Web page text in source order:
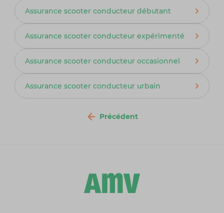
Assurance scooter conducteur débutant
Assurance scooter conducteur expérimenté
Assurance scooter conducteur occasionnel
Assurance scooter conducteur urbain
Précédent